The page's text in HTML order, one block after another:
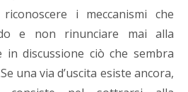
i meccanismi che
e non rinunciare mai alla
discussione ciò che sembra
una via d’uscita esiste ancora,